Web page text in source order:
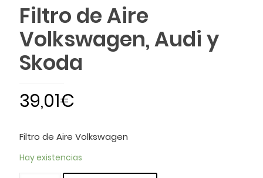
Filtro de Aire
Volkswagen, Audi y
Skoda
39,01€
Filtro de Aire Volkswagen
Hay existencias